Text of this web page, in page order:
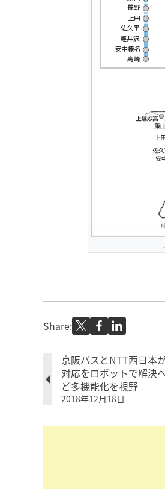
Share:
京阪バスとNTT西日本
対応をロボットで解決
ど多機能化を視野
2018年12月18日